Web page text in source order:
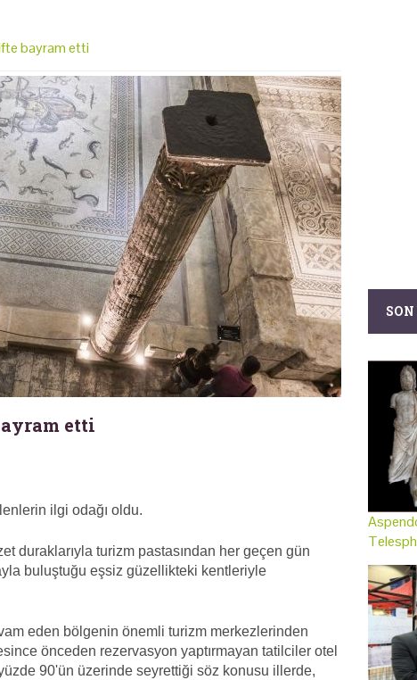
bayram etti
etti
ilgi odağı oldu.
duraklarıyla turizm pastasından her geçen gün
buluştuğu eşsiz güzellikteki kentleriyle
eden bölgenin önemli turizm merkezlerinden
önceden rezervasyon yaptırmayan tatilciler otel
90'ün üzerinde seyrettiği söz konusu illerde,